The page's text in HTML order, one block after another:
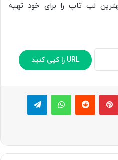
لپ تاپ را برای خود تهیه
URL را کپی کنید
پینترست‫رددیت واتس آپ تلگرام